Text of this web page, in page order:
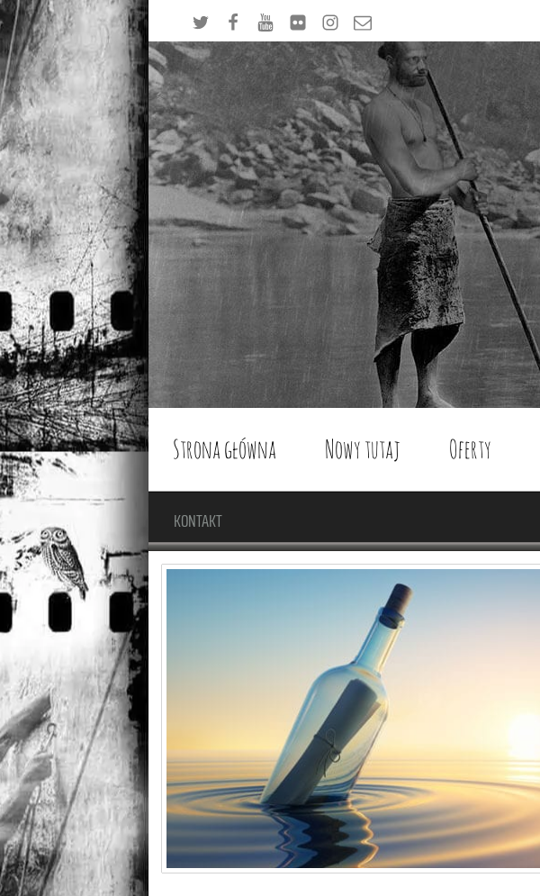
Strona główna Nowy tutaj Oferty
KONTAKT